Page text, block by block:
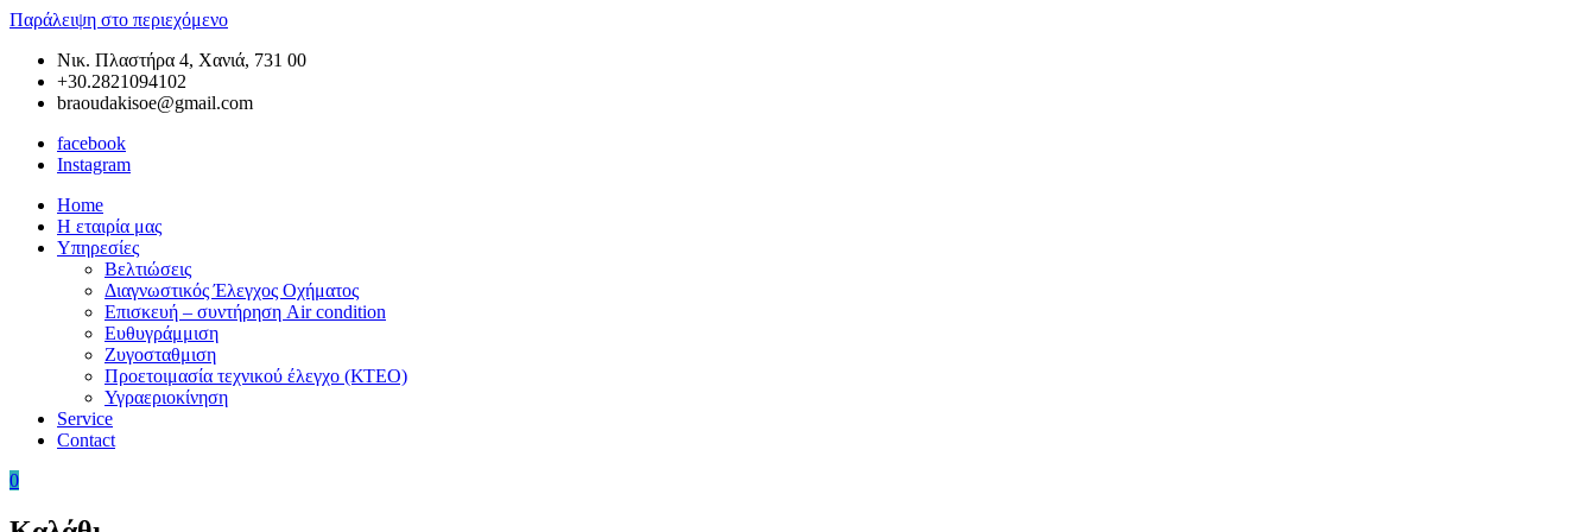
Παράλειψη στο περιεχόμενο
Νικ. Πλαστήρα 4, Χανιά, 731 00
+30.2821094102
braoudakisoe@gmail.com
facebook
Instagram
Braoudakis
Συνεργείο
Αυτοκινήτων
Ευθυγράμμιση
Ζυγοσταθμιση
–
Αυτοκινήτων
Home
Η εταιρία μας
Υπηρεσίες
Βελτιώσεις
Διαγνωστικός Έλεγχος Οχήματος
Επισκευή – συντήρηση Air condition
Ευθυγράμμιση
Ζυγοσταθμιση
Προετοιμασία τεχνικού έλεγχο (ΚΤΕΟ)
Υγραεριοκίνηση
Service
Contact
0